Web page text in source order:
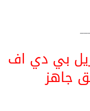
بي دي اف